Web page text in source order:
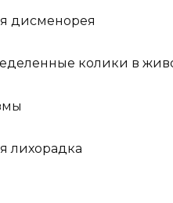
дисменорея
колики в
лихорадка